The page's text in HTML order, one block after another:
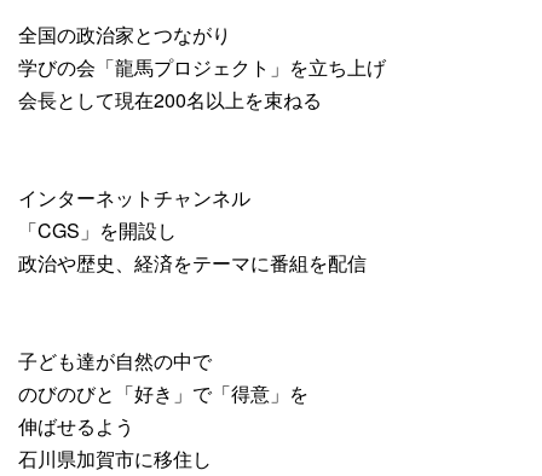
全国の政治家とつながり
学びの会「龍馬プロジェクト」を立ち上げ
会長として現在200名以上を束ねる
インターネットチャンネル
「CGS」を開設し
政治や歴史、経済をテーマに番組を配信
子ども達が自然の中で
のびのびと「好き」で「得意」を
伸ばせるよう
石川県加賀市に移住し